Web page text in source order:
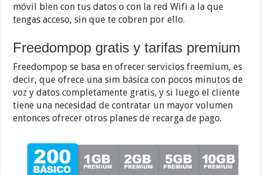
móvil bien con tus datos o con la red Wifi a la que
tengas acceso, sin que te cobren por ello.
Freedompop gratis y tarifas premium
Freedompop se basa en ofrecer servicios freemium, es
decir, que ofrece una sim básica con pocos minutos de
voz y datos completamente gratis, y si luego el cliente
tiene una necesidad de contratar un mayor volumen
entonces ofrecer otros planes de recarga de pago.